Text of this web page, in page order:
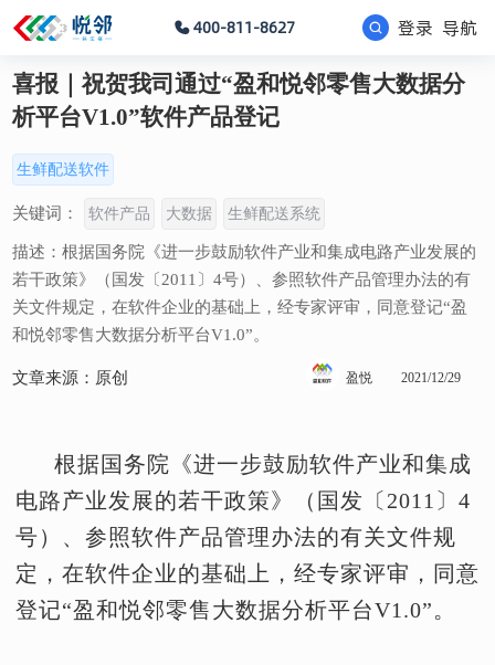
400-811-8627 登录 导航
喜报｜祝贺我司通过“盈和悦邻零售大数据分
析平台V1.0”软件产品登记
生鲜配送软件
关键词： 软件产品 大数据 生鲜配送系统
描述：根据国务院《进一步鼓励软件产业和集成电路产业发展的
若干政策》（国发〔2011〕4号）、参照软件产品管理办法的有
关文件规定，在软件企业的基础上，经专家评审，同意登记“盈
和悦邻零售大数据分析平台V1.0”。
文章来源：原创 盈悦 2021/12/29
根据国务院《进一步鼓励软件产业和集成
电路产业发展的若干政策》（国发〔2011〕4
号）、参照软件产品管理办法的有关文件规
定，在软件企业的基础上，经专家评审，同意
登记“盈和悦邻零售大数据分析平台V1.0”。